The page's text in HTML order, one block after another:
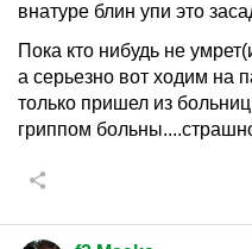
внатуре блин упи это
Пока кто нибудь не
а серьезно вот ходим на
только пришел из
гриппом